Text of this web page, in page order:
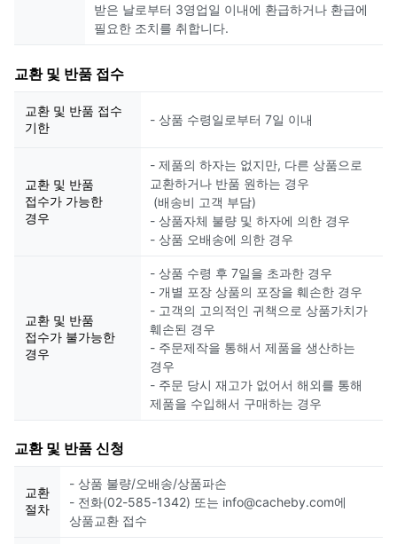
받은 날로부터 3영업일 이내에 환급하거나 환급에
필요한 조치를 취합니다.
교환 및 반품 접수
교환 및 반품 접수
기한
- 상품 수령일로부터 7일 이내
교환 및 반품
접수가 가능한
경우
- 제품의 하자는 없지만, 다른 상품으로
교환하거나 반품 원하는 경우
(배송비 고객 부담)
- 상품자체 불량 및 하자에 의한 경우
- 상품 오배송에 의한 경우
교환 및 반품
접수가 불가능한
경우
- 상품 수령 후 7일을 초과한 경우
- 개별 포장 상품의 포장을 훼손한 경우
- 고객의 고의적인 귀책으로 상품가치가
훼손된 경우
- 주문제작을 통해서 제품을 생산하는
경우
- 주문 당시 재고가 없어서 해외를 통해
제품을 수입해서 구매하는 경우
교환 및 반품 신청
교환
절차
- 상품 불량/오배송/상품파손
- 전화(02-585-1342) 또는 info@cacheby.com에
상품교환 접수